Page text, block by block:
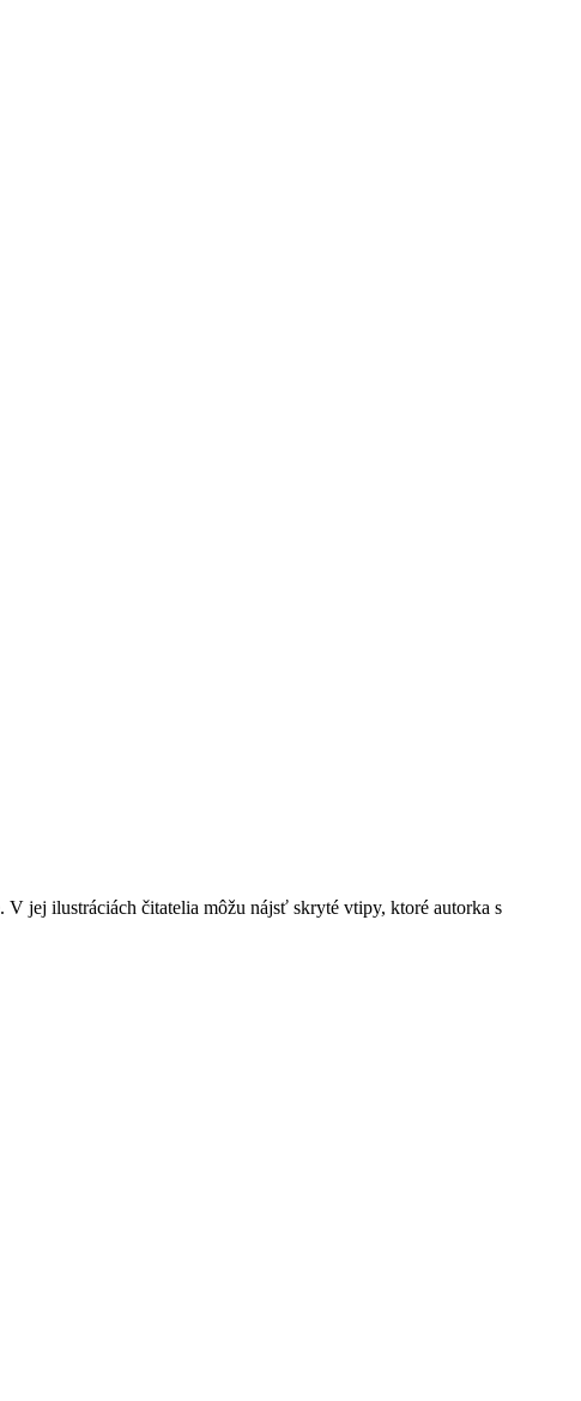
jej ilustráciách čitatelia môžu nájsť skryté vtipy, ktoré autorka s